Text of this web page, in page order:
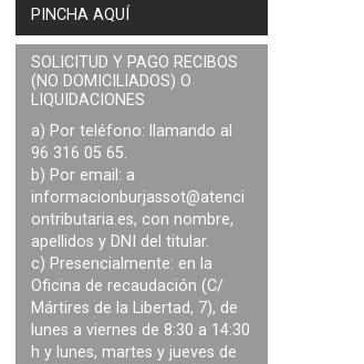
PINCHA AQUÍ
SOLICITUD Y PAGO RECIBOS
(NO DOMICILIADOS) O
LIQUIDACIONES
a) Por teléfono: llamando al
96 316 05 65.
b) Por email: a
informacionburjassot@atenci
ontributaria.es, con nombre,
apellidos y DNI del titular.
c) Presencialmente: en la
Oficina de recaudación (C/
Mártires de la Libertad, 7), de
lunes a viernes de 8:30 a 14:30
h y lunes, martes y jueves de